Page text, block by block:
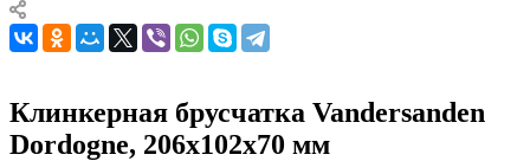
Клинкерная брусчатка Vandersanden
Dordogne, 206x102x70 мм